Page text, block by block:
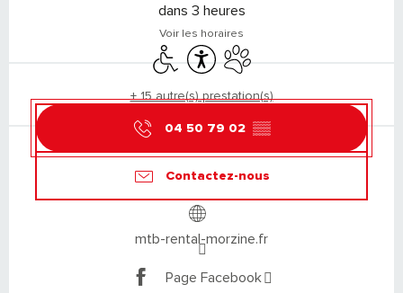
dans 3 heures
Voir les horaires
Accès handicapés
AccessibilitéAnimaux acceptés
+ 15 autre(s) prestation(s)
04 50 79 02 ▒▒
Contactez-nous
mtb-rental-morzine.fr
Page Facebook